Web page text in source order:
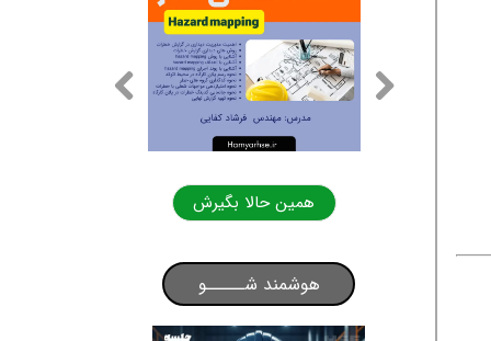
همین حالا بگیرش
هوشمند شـــــو